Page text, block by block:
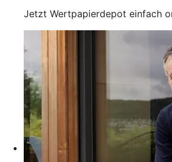
Jetzt Wertpapierdepot einfach